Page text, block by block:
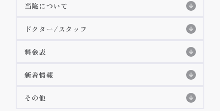
当院について
当院の特徴
初めての方へ
ドクター/スタッフ
スタッフ紹介
院長紹介
料金表
料金表
新着情報
コラム
その他